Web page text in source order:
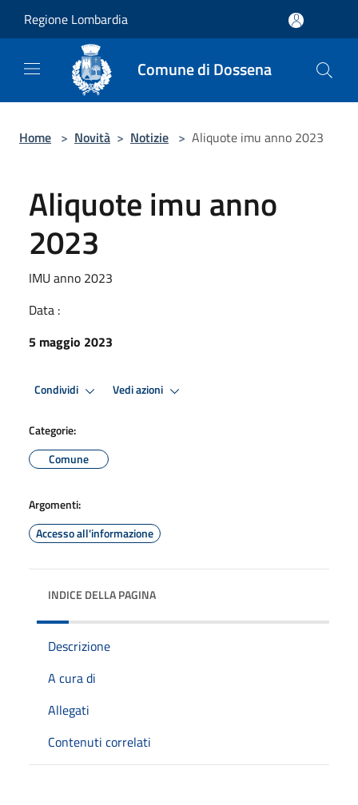
Regione Lombardia
Comune di Dossena
Home > Novità > Notizie > Aliquote imu anno 2023
Aliquote imu anno
2023
IMU anno 2023
Data :
5 maggio 2023
Condividi Vedi azioni
Categorie:
Comune
Argomenti:
Accesso all'informazione
INDICE DELLA PAGINA
Descrizione
A cura di
Allegati
Contenuti correlati